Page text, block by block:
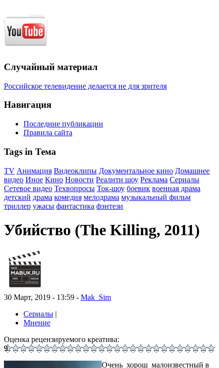
Случайный материал
Российское телевидение делается не для зрителя
Навигация
Последние публикации
Правила сайта
Tags in Тема
TV Анимация Видеоклипы Документальное кино Домашнее
видео Иное Кино Новости Реалити шоу Реклама Сериалы
Сетевое видео Техвопросы Ток-шоу боевик военная драма
детский драма комедия мелодрама музыкальный фильм
триллер ужасы фантастика фэнтези
Убийство (The Killing, 2011)
30 Март, 2019 - 13:59 - Mak_Sim
Сериалы |
Мнение
Оценка рецензируемого креатива:
9
Очень хорош малоизвестный в